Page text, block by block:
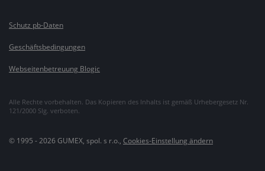
Alle Rechte vorbehalten. Das Kopieren des Inhalts ist gemäß Urhebergesetz Nr.
121/2000 Slg. verboten.
Schutz pb-Daten
Geschäftsbedingungen
Webseitenbetreuung Blogic
© 1995 - 2026 GUMEX, spol. s r.o., Cookies-Einstellung ändern